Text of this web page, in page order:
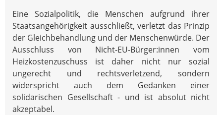
Eine Sozialpolitik, die Menschen aufgrund ihrer
Staatsangehörigkeit ausschließt, verletzt das Prinzip
der Gleichbehandlung und der Menschenwürde. Der
Ausschluss von Nicht-EU-Bürger:innen vom
Heizkostenzuschuss ist daher nicht nur sozial
ungerecht und rechtsverletzend, sondern
widerspricht auch dem Gedanken einer
solidarischen Gesellschaft - und ist absolut nicht
akzeptabel.